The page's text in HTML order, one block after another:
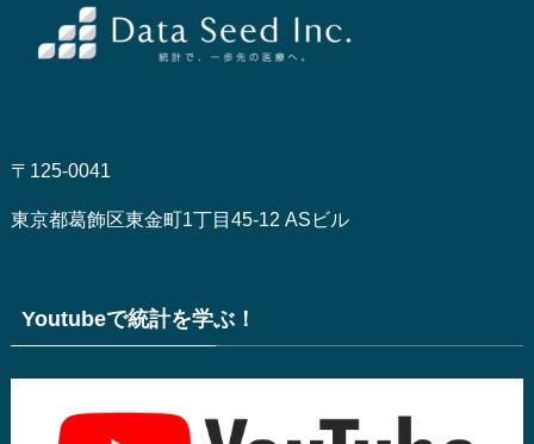
〒125-0041
東京都葛飾区東金町1丁目45-12 ASビル
Youtubeで統計を学ぶ！